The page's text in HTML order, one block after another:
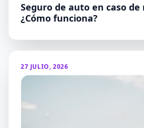
Seguro de auto en caso
¿Cómo funciona?
27 JULIO, 2026